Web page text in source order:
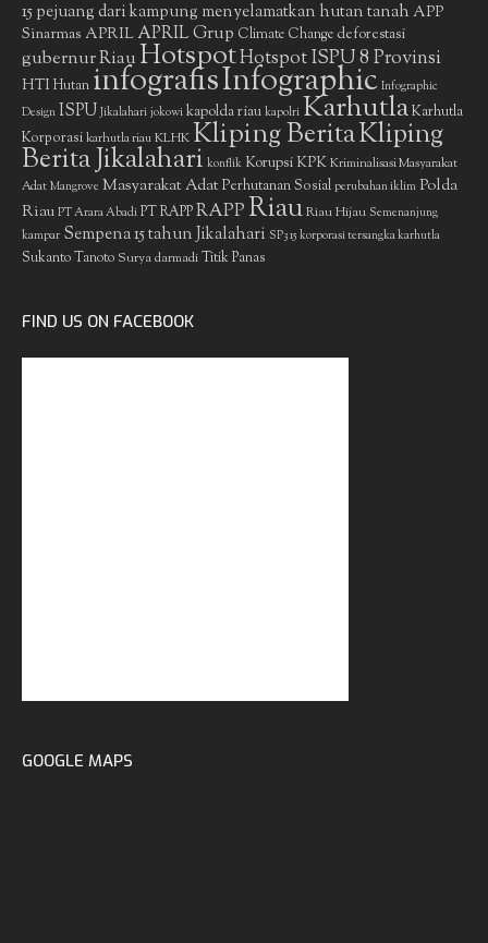
15 pejuang dari kampung menyelamatkan hutan tanah APP
Sinarmas APRIL APRIL Grup Climate Change deforestasi
gubernur RiauHotspotHotspot ISPU 8 Provinsi
HTIHutan infografisInfographic Infographic
Design ISPU Jikalahari jokowi kapolda riau kapolri KarhutlaKarhutla
Korporasikarhutla riauKLHKKliping BeritaKliping
Berita Jikalahari konflik Korupsi KPKKriminalisasi Masyarakat
Adat Mangrove Masyarakat AdatPerhutanan Sosial perubahan iklim Polda
Riau PT Arara Abadi PT RAPPRAPPRiauRiau Hijau Semenanjung
kampar Sempena 15 tahun Jikalahari SP3 15 korporasi tersangka karhutla
Sukanto Tanoto Surya darmadiTitik Panas
FIND US ON FACEBOOK
GOOGLE MAPS